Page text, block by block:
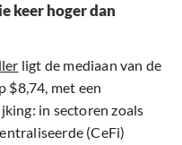
keer hoger dan
ligt de mediaan van de
$8,74, met een
in sectoren zoals
(CeFi)